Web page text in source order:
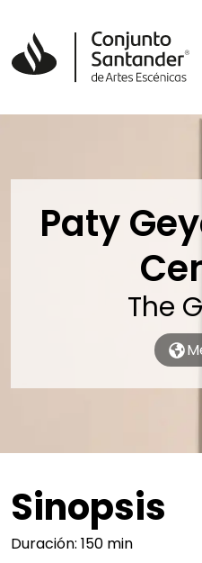
Paty
The
Sinopsis
Duración: 150 min